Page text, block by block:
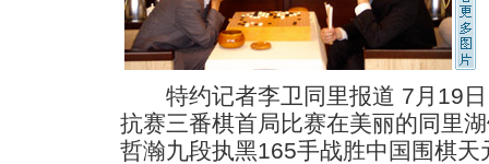
特约记者李卫同里报道 7月19日
抗赛三番棋首局比赛在美丽的同里
哲瀚九段执黑165手战胜中国围棋天